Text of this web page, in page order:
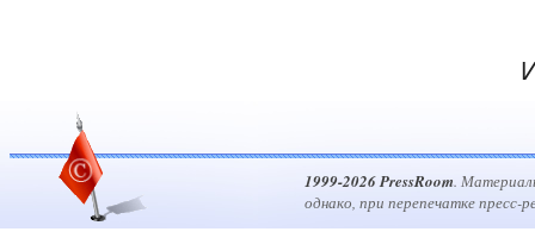
1999-2026 PressRoom.
однако, при перепечатке пресс-